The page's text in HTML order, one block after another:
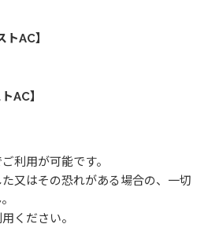
AC】
AC】
利用が可能です。
又はその恐れがある場合の、一切
ください。